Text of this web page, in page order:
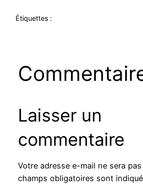
Étiquettes :
Laisser un
commentaire
Votre adresse e-mail ne sera
champs obligatoires sont